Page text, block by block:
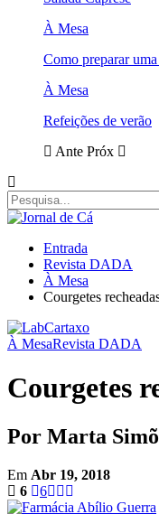
À Mesa
Como preparar
À Mesa
Refeições de verão
Ante Próx
Entrada
Revista DADA
À Mesa
Courgetes
À MesaRevista DADA
Courgetes
Por Marta
Em Abr 19, 2018
6
6